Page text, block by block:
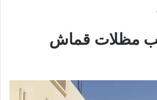
مظلات قماش